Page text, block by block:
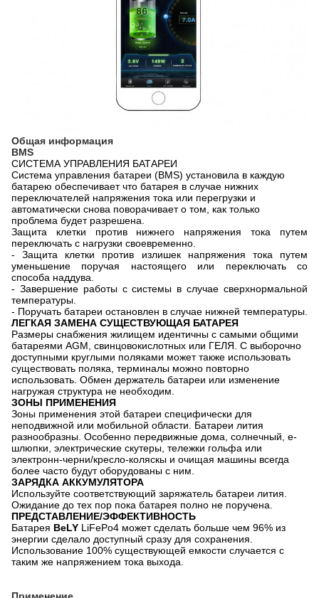
Общая информация
BMS
СИСТЕМА УПРАВЛЕНИЯ БАТАРЕИ
Система управления батареи (BMS) установила в каждую
батарею обеспечивает что батарея в случае нижних
переключателей напряжения тока или перегрузки и
автоматически снова поворачивает о том, как только
проблема будет разрешена.
Защита клетки против нижнего напряжения тока путем
переключать с нагрузки своевременно.
- Защита клетки против излишек напряжения тока путем
уменьшение поручая настоящего или переключать со
способа наддува.
- Завершение работы с системы в случае сверхнормальной
температуры.
- Поручать батареи остановлен в случае нижней температуры.
ЛЕГКАЯ ЗАМЕНА СУЩЕСТВУЮЩАЯ БАТАРЕЯ
Размеры снабжения жилищем идентичны с самыми общими
батареями AGM, свинцовокислотных или ГЕЛЯ. С выборочно
доступными круглыми поляками может также использовать
существовать поляка, терминалы можно повторно
использовать. Обмен держатель батареи или изменение
нагружая структура не необходим.
ЗОНЫ ПРИМЕНЕНИЯ
Зоны применения этой батареи специфически для
неподвижной или мобильной области. Батареи лития
разнообразны. Особенно передвижные дома, солнечный, e-
шлюпки, электрические скутеры, тележки гольфа или
электронн-черни/кресло-коляскы и очищая машины всегда
более часто будут оборудованы с ним.
ЗАРЯДКА АККУМУЛЯТОРА
Используйте соответствующий заряжатель батареи лития.
Ожидание до тех пор пока батарея полно не поручена.
ПРЕДСТАВЛЕНИЕ/ЭФФЕКТИВНОСТЬ
Батарея BeLY LiFePo4 может сделать больше чем 96% из
энергии сделало доступный сразу для сохранения.
Использование 100% существующей емкости случается с
таким же напряжением тока выхода.
Применение